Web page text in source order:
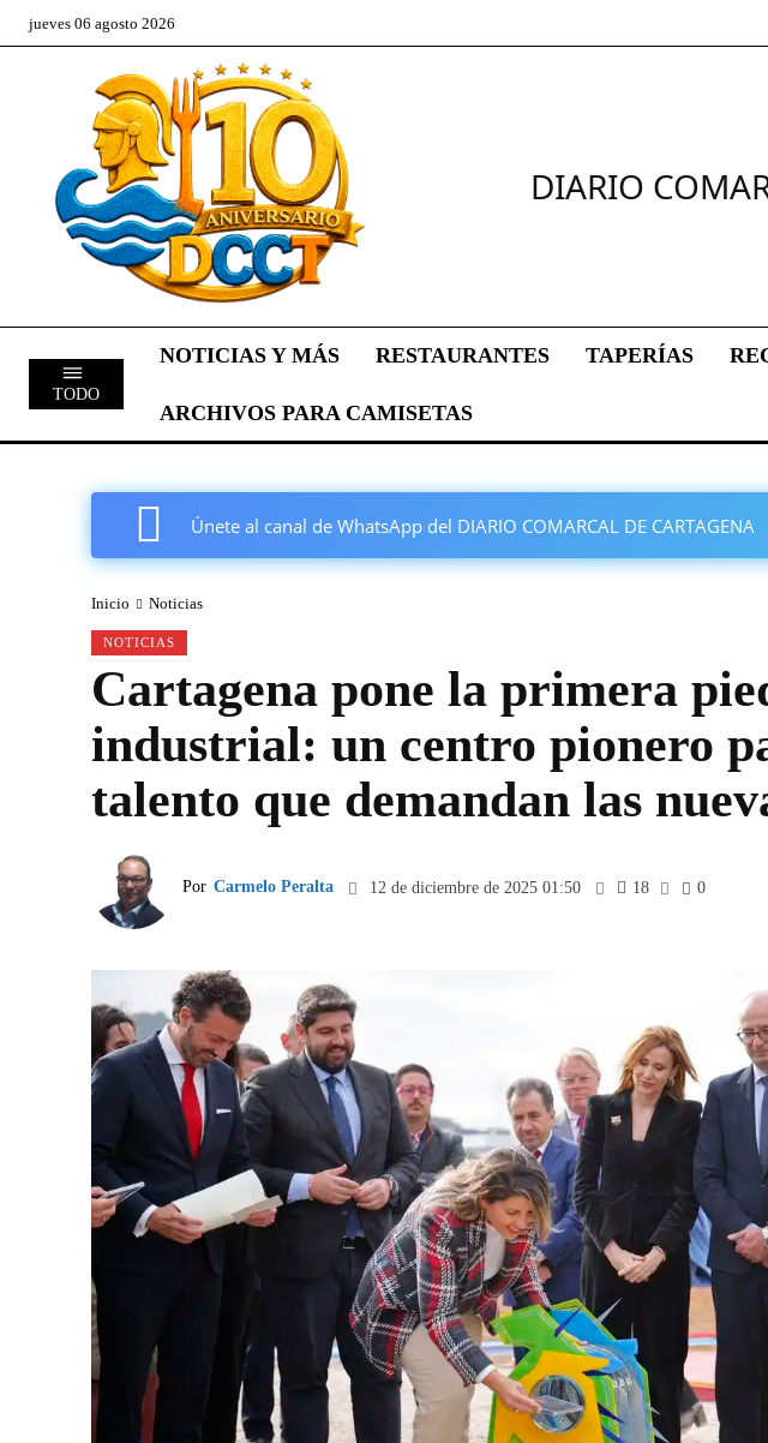
jueves 06 agosto 2026
DIARIO
TODO
NOTICIAS Y MÁS RESTAURANTES TAPERÍAS
ARCHIVOS PARA CAMISETAS
Únete al canal de WhatsApp del DIARIO COMARCAL DE CARTAGENA
Inicio Noticias
NOTICIAS
Cartagena pone la primera
industrial: un centro pionero
talento que demandan las
Por Carmelo Peralta 12 de diciembre de 2025 01:50 18 0